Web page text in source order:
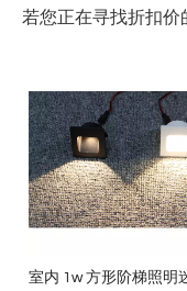
若您正在寻找折扣价
室内 1w 方形阶梯照明